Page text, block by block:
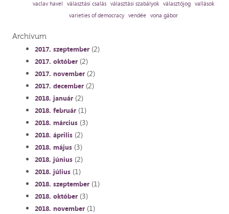
vaclav havel
választási csalás választási szabályok választójog vallások
varieties of democracy vendée vona gábor
Archívum
2017. szeptember(2)
2017. október(2)
2017. november(2)
2017. december(2)
2018. január(2)
2018. február(1)
2018. március(3)
2018. április(2)
2018. május(3)
2018. június(2)
2018. július(1)
2018. szeptember(1)
2018. október(3)
2018. november(1)